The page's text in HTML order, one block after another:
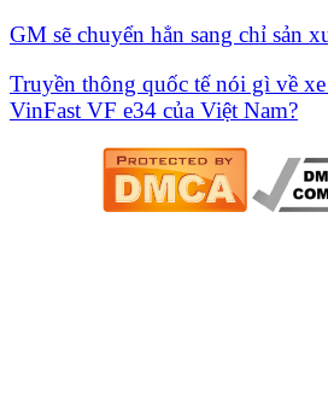
GM sẽ chuyển hẳn sang chỉ sản
Truyền thông quốc tế nói gì về
VinFast VF e34 của Việt Nam?